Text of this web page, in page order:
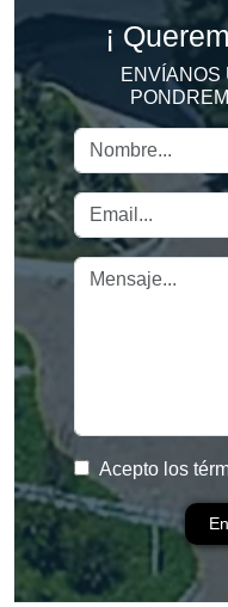
¡
ENVÍANOS
Acepto los